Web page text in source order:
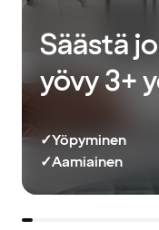
Säästä
yövy 3+
✓Yöpyminen
✓Aamiainen